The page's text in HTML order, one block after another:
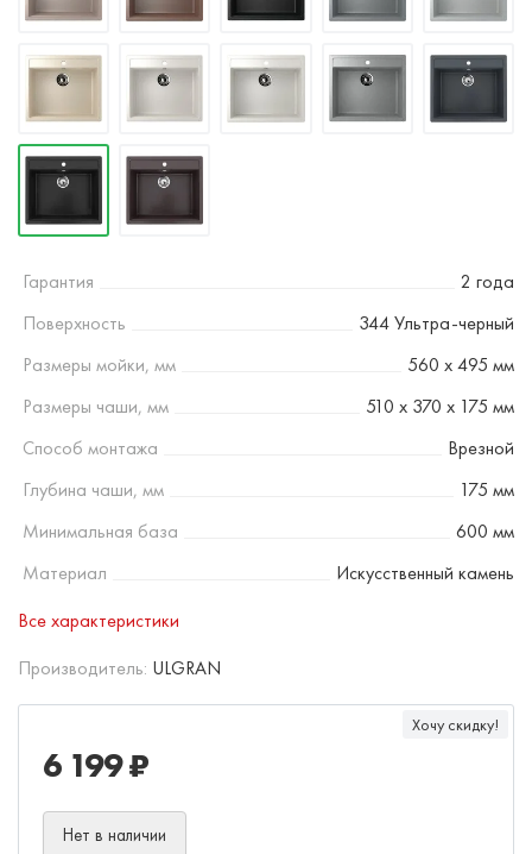
Гарантия
2 года
Поверхность
344 Ультра-черный
Размеры мойки, мм
560 х 495 мм
Размеры чаши, мм
510 х 370 х 175 мм
Способ монтажа
Врезной
Глубина чаши, мм
175 мм
Минимальная база
600 мм
Материал
Искусственный камень
Все характеристики
Производитель: ULGRAN
Хочу скидку!
6 199 ₽
Нет в наличии